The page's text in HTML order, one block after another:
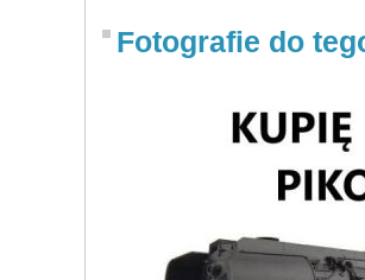
Fotografie do